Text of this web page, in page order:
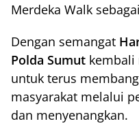
Merdeka Walk
Dengan semangat
Polda Sumut kembali
untuk terus
masyarakat melalui
dan menyenangkan.